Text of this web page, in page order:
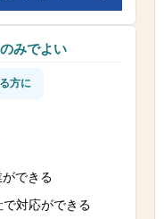
みでよい
方に
できる
対応ができる